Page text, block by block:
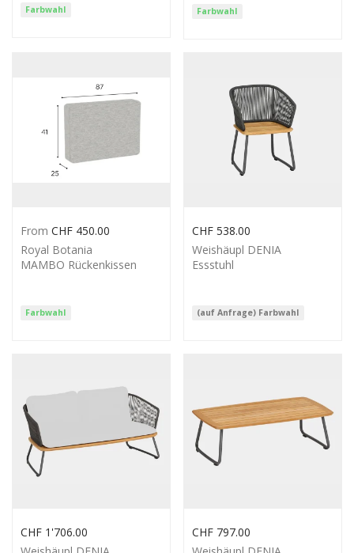
Farbwahl Farbwahl
Farbwahl
Royal Botania
MAMBO Rückenkissen
From CHF 450.00
(auf Anfrage) Farbwahl
Weishäupl DENIA
Essstuhl
CHF 538.00
CHF 1'706.00
CHF 797.00